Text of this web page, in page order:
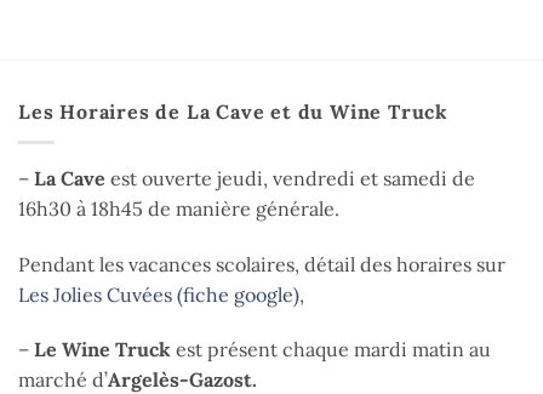
Les Horaires de La Cave et du Wine Truck
– La Cave est ouverte jeudi, vendredi et samedi de
16h30 à 18h45 de manière générale.
Pendant les vacances scolaires, détail des horaires sur
Les Jolies Cuvées (fiche google),
– Le Wine Truck est présent chaque mardi matin au
marché d’Argelès-Gazost.